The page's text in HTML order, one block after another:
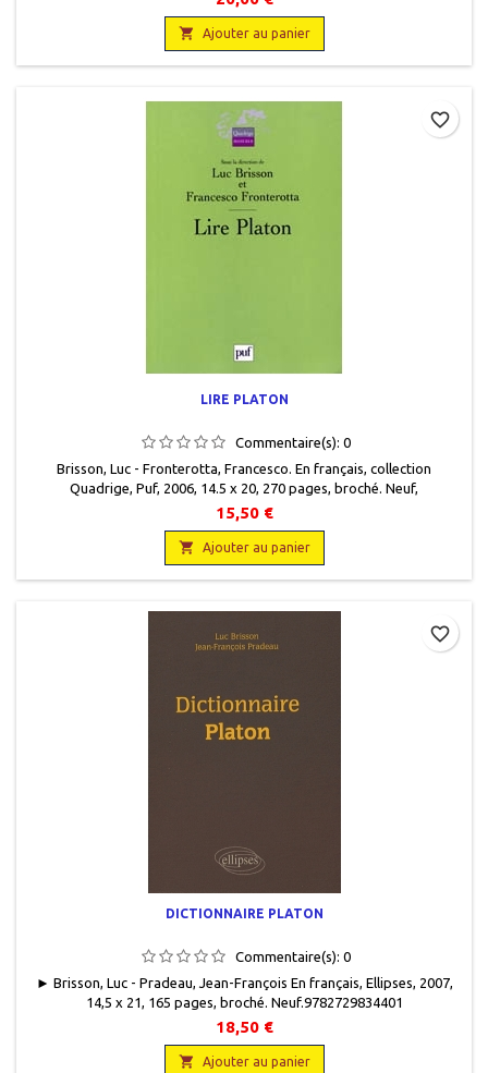
 Ajouter au panier
LIRE PLATON
Commentaire(s): 0
Brisson, Luc - Fronterotta, Francesco. En français, collection
Quadrige, Puf, 2006, 14.5 x 20, 270 pages, broché. Neuf,
9782130558095
15,50 €
 Ajouter au panier
favorite_border
DICTIONNAIRE PLATON
Commentaire(s): 0
► Brisson, Luc - Pradeau, Jean-François En français, Ellipses, 2007,
14,5 x 21, 165 pages, broché. Neuf.9782729834401
18,50 €
 Ajouter au panier
favorite_border